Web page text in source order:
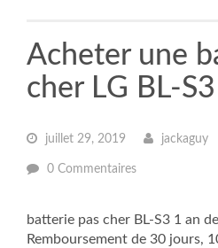
Acheter une
cher LG BL-S3
juillet 29, 2019 jackaguy
0 Commentaires
batterie pas cher BL-S3 1 an
Remboursement de 30 jours,